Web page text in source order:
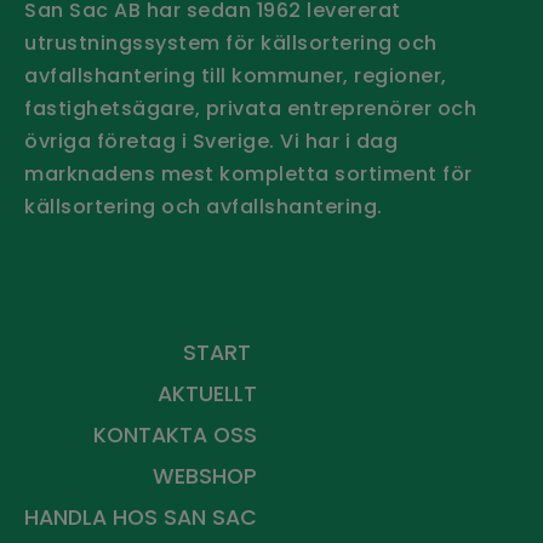
San Sac AB har sedan 1962 levererat
utrustningssystem för källsortering och
avfallshantering till kommuner, regioner,
fastighetsägare, privata entreprenörer och
övriga företag i Sverige. Vi har i dag
marknadens mest kompletta sortiment för
källsortering och avfallshantering.
START
AKTUELLT
KONTAKTA OSS
WEBSHOP
HANDLA HOS SAN SAC